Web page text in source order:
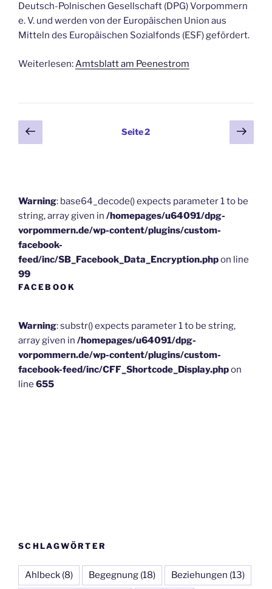
Deutsch-Polnischen Gesellschaft (DPG) Vorpommern
e. V. und werden von der Europäischen Union aus
Mitteln des Europäischen Sozialfonds (ESF) gefördert.
Weiterlesen:Amtsblatt am Peenestrom
Beitragsnavigation
Vorherige
Seite
Seite2
Warning: base64_decode() expects parameter 1 to be
string, array given in /homepages/u64091/dpg-
vorpommern.de/wp-content/plugins/custom-
facebook-
feed/inc/SB_Facebook_Data_Encryption.phpon line
99
FACEBOOK
Warning: substr() expects parameter 1 to be string,
array given in /homepages/u64091/dpg-
vorpommern.de/wp-content/plugins/custom-
facebook-feed/inc/CFF_Shortcode_Display.phpon
line 655
SCHLAGWÖRTER
Ahlbeck (8) Begegnung (18) Beziehungen (13)